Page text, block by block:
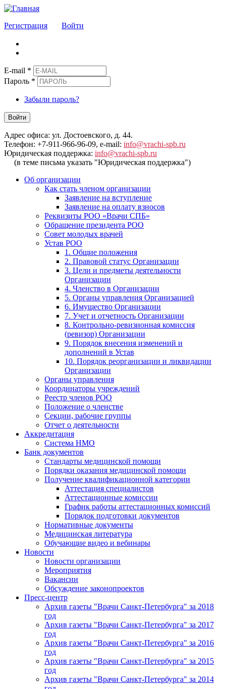
Регистрация Войти
E-mail *
Пароль *
Забыли пароль?
Войти
Адрес офиса: ул. Достоевского, д. 44.
Телефон: +7-911-966-96-09, e-mail: info@vrachi-spb.ru
Юридическая поддержка: info@vrachi-spb.ru
(в теме письма указать "Юридическая поддержка")
Об организации
Как стать членом организации
Заявление на вступление
Заявление на оплату взносов
Реквизиты РОО «Врачи СПБ»
Обращение президента РОО
Совет молодых врачей
Устав РОО
1. Общие положения
2. Правовой статус Организации
3. Цели и предметы деятельности
Организации
4. Членство в Организации
5. Органы управления Организацией
6. Имущество Организации
7. Учет и отчетность Организации
8. Контрольно-ревизионная комиссия
(ревизор) Организации
9. Порядок внесения изменений и
дополнений в Устав
10. Порядок реорганизации и ликвидации
Организации
Органы управления
Координаторы учреждений
Реестр членов РОО
Положение о членстве
Секции, рабочие группы
Отчет о деятельности
Аккредитация
Система НМО
Банк документов
Стандарты медицинской помощи
Порядки оказания медицинской помощи
Получение квалификационной категории
Аттестация специалистов
Аттестационные комиссии
График работы аттестационных комиссий
Порядок подготовки документов
Нормативные документы
Медицинская литература
Обучающие видео и вебинары
Новости
Новости организации
Мероприятия
Вакансии
Обсуждение законопроектов
Пресс-центр
Архив газеты "Врачи Санкт-Петербурга" за 2018
год
Архив газеты "Врачи Санкт-Петербурга" за 2017
год
Архив газеты "Врачи Санкт-Петербурга" за 2016
год
Архив газеты "Врачи Санкт-Петербурга" за 2015
год
Архив газеты "Врачи Санкт-Петербурга" за 2014